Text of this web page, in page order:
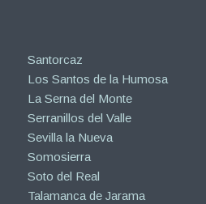
Santorcaz
Los Santos de la Humosa
La Serna del Monte
Serranillos del Valle
Sevilla la Nueva
Somosierra
Soto del Real
Talamanca de Jarama